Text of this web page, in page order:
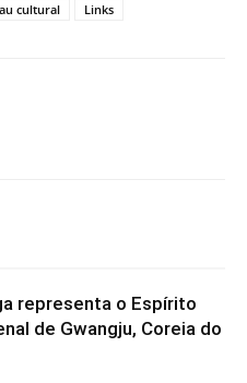
cultural Links
representa o Espírito
de Gwangju, Coreia do